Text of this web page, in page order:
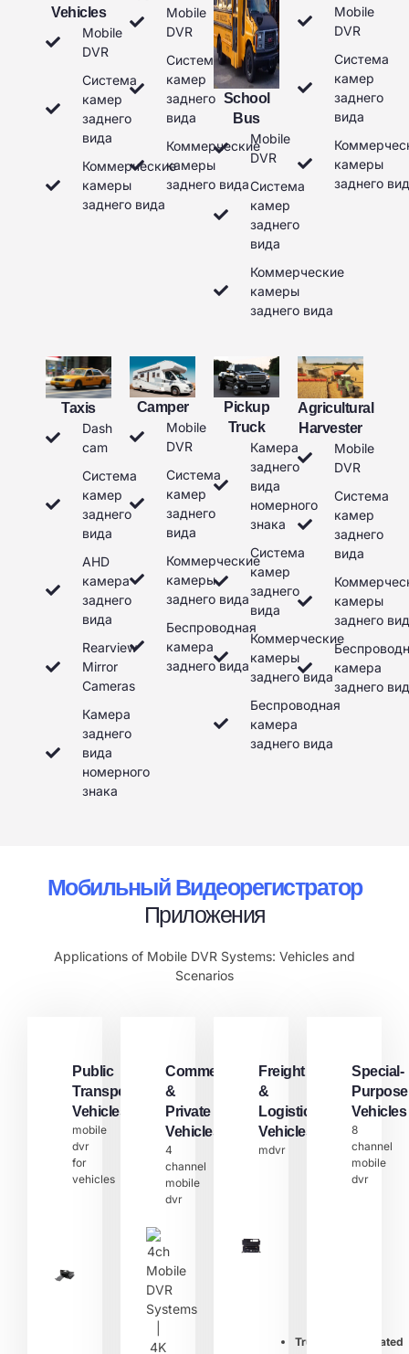
Vehicles
Mobile
DVR
Система
камер
заднего
вида
Коммерческие
камеры
заднего вида
Mobile
DVR
Система
камер
заднего
вида
Коммерческие
камеры
заднего вида
School
Bus
Mobile
DVR
Система
камер
заднего
вида
Коммерческие
камеры
заднего вида
Mobile
DVR
Система
камер
заднего
вида
камеры
заднего
Taxis
Dash
cam
Система
камер
заднего
вида
AHD
камера
заднего
вида
Rearview
Mirror
Cameras
Камера
заднего
вида
номерного
знака
Camper
Mobile
DVR
Система
камер
заднего
вида
Коммерческие
камеры
заднего вида
Беспроводная
камера
заднего вида
Pickup
Truck
Камера
заднего
вида
номерного
знака
Система
камер
заднего
вида
Коммерческие
камеры
заднего вида
Беспроводная
камера
заднего вида
Agricultural
Harvester
Mobile
DVR
Система
камер
заднего
вида
камеры
заднего
камера
заднего
Мобильный Видеорегистратор
Приложения
Applications of Mobile DVR Systems: Vehicles and
Scenarios
Public
Transport
Vehicles
mobile
dvr
for
vehicles​
Commercial
&
Private
Vehicles
4
channel
mobile
dvr​
Freight
&
Logistics
Vehicles
mdvr
Trucks/Refrigerated
Special-
Purpose
Vehicles
8
channel
mobile
dvr​